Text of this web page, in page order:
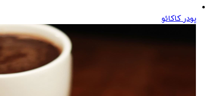
پودر کاکائو